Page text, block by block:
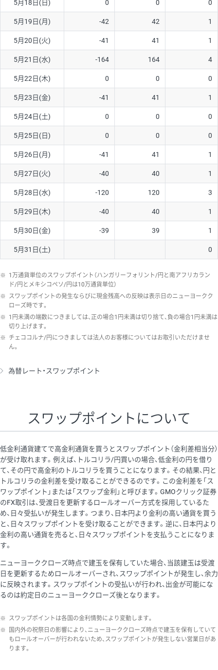
ソ/円は10万通貨単位。
5月18日(日) 0 0 0
5月19日(月) -42 42 1
5月20日(火) -41 41 1
5月21日(水) -164 164 4
5月22日(木) 0 0 0
5月23日(金) -41 41 1
5月24日(土) 0 0 0
5月25日(日) 0 0 0
5月26日(月) -41 41 1
5月27日(火) -40 40 1
5月28日(水) -120 120 3
5月29日(木) -40 40 1
5月30日(金) -39 39 1
5月31日(土) 0
※ 1万通貨単位のスワップポイント（ハンガリーフォリント/円と南アフリカラン
ド/円とメキシコペソ/円は10万通貨単位）
※ スワップポイントの発生ならびに現金残高への反映は表示日のニューヨークク
ローズ時です。
※ 1円未満の端数につきましては、正の場合1円未満は切り捨て、負の場合1円未満は
切り上げます。
※ チェココルナ/円につきましては法人のお客様についてはお取引いただけませ
ん。
為替レート・スワップポイント
スワップポイントについて
低金利通貨建てで高金利通貨を買うとスワップポイント（金利差相当分）
が受け取れます。例えば、トルコリラ/円買いの場合、低金利の円を借り
て、その円で高金利のトルコリラを買うことになります。その結果、円と
トルコリラの金利差を受け取ることができるのです。この金利差を「ス
ワップポイント」または「スワップ金利」と呼びます。GMOクリック証券
のFX取引は、受渡日を更新するロールオーバー方式を採用しているた
め、日々受払いが発生します。つまり、日本円より金利の高い通貨を買う
と、日々スワップポイントを受け取ることができます。逆に、日本円より
金利の高い通貨を売ると、日々スワップポイントを支払うことになりま
す。
ニューヨーククローズ時点で建玉を保有していた場合、当該建玉は受渡
日を更新するためロールオーバーされ、スワップポイントが発生し、余力
に反映されます。スワップポイントの受払いが行われ、出金が可能にな
るのは約定日のニューヨーククローズ後となります。
※ スワップポイントは各国の金利情勢により変動します。
※
国内外の祝祭日の影響により、ニューヨーククローズ時点で建玉を保有していて
もロールオーバーが行われないため、スワップポイントが発生しない営業日があ
ります。